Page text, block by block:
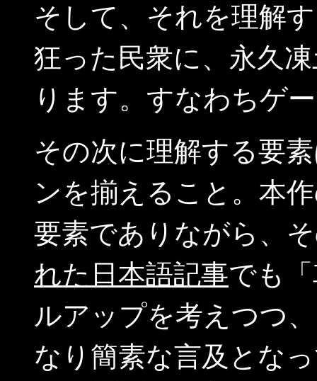
そして、それを理解
狂った民衆に、永久
ります。すなわちゲ
その次に理解する要
ンを揃えること。本
要素でありながら、
れた日本語記事でも
ルアップを考えつつ
なり簡素な言及とな